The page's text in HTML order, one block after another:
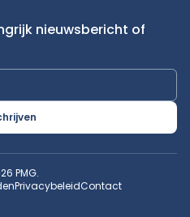
nieuwsbericht of
PMG.
PrivacybeleidContact